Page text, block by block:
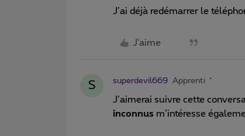
J’ai déjà redémarrer le
J'aime
S superdevil669 Apprenti
J’aimerai suivre cette
inconnus m’intéresse